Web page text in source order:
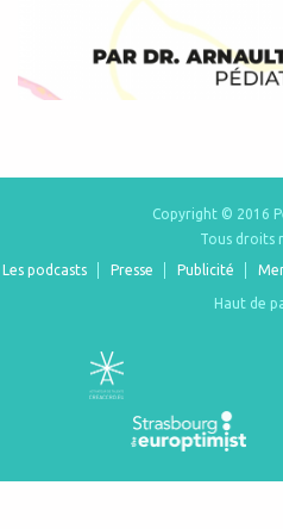
Copyright © 2016
Tous droits
Les podcasts
Presse Publicité
Haut de